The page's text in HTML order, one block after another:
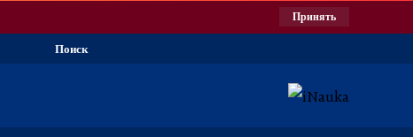
Принять
Поиск